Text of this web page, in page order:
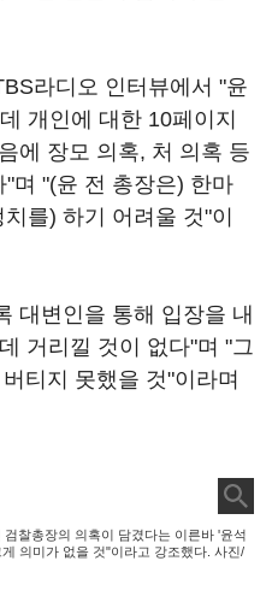
라디오 인터뷰에서 "윤
개인에 대한 10페이지
에 장모 의혹, 처 의혹 등
며 "(윤 전 총장은) 한마
를) 하기 어려울 것"이
대변인을 통해 입장을 내
거리낄 것이 없다"며 "그
티지 못했을 것"이라며
찰총장의 의혹이 담겼다는 이른바 '윤석
의미가 없을 것"이라고 강조했다. 사진/